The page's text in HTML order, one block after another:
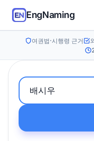
EngNaming
여권법·시행령 근거